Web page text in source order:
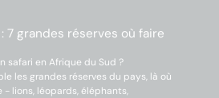
7 grandes réserves où faire
safari en Afrique du Sud ?
les grandes réserves du pays, là où
- lions, léopards, éléphants,